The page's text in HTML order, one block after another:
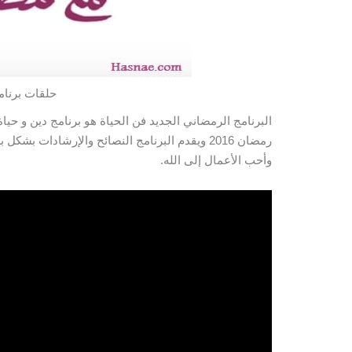
حلقات
البرنامج الرمضاني الجديد فن الحياة هو برنامج دين
رمضان 2016 ويقدم البرنامج النصائح والإرشادات بشكل
وأحب الأعمال إلى الله.